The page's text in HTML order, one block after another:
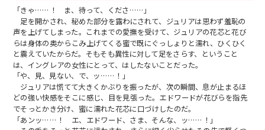
「きゃ……！ ま、待って、くださ……」
足を開かされ、秘めた部分を露わにされて、ジュリアは思わず羞恥の
声を上げてしまった。これまでの愛撫を受けて、ジュリアの花芯と花び
らは身体の奥からこみ上げてくる蜜で既にぐっしょりと濡れ、ひくひく
と震えていたからだ。そもそも異性に対して足をさらす、ということ
は、イングレアの女性にとって、はしたないことだった。
「や、見、見ない、で、ッ……！」
ジュリアは慌てて大きくかぶりを振ったが、次の瞬間、息が止まるほ
どの強い快感をそこに感じ、目を見張った。エドワードが花びらを指先
でそっとかき分け、蜜に濡れた花芯に口づけしたのだ。
「あンッ……！ エ、エドワード、さま、そんな、ッ……！」